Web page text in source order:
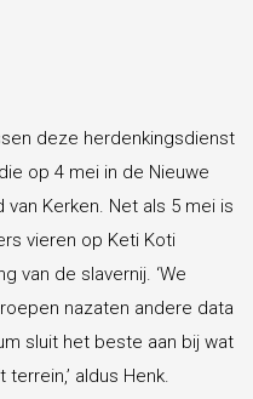
deze herdenkingsdienst
op 4 mei in de Nieuwe
Kerken. Net als 5 mei is
vieren op Keti Koti
van de slavernij. ‘We
nazaten andere data
sluit het beste aan bij wat
aldus Henk.